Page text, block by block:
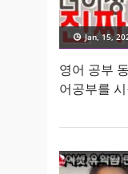
Jan, 15,
영어 공부
어공부를